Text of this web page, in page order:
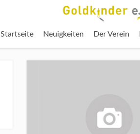
Startseite Neuigkeiten Der Verein